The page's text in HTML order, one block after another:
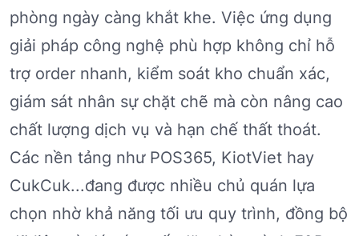
phòng ngày càng khắt khe. Việc ứng dụng
giải pháp công nghệ phù hợp không chỉ hỗ
trợ order nhanh, kiểm soát kho chuẩn xác,
giám sát nhân sự chặt chẽ mà còn nâng cao
chất lượng dịch vụ và hạn chế thất thoát.
Các nền tảng như POS365, KiotViet hay
CukCuk...đang được nhiều chủ quán lựa
chọn nhờ khả năng tối ưu quy trình, đồng bộ